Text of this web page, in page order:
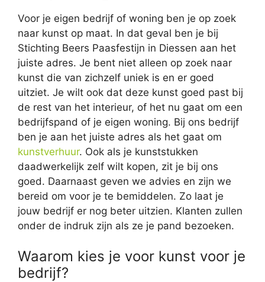
Voor je eigen bedrijf of woning ben je op zoek
naar kunst op maat. In dat geval ben je bij
Stichting Beers Paasfestijn in Diessen aan het
juiste adres. Je bent niet alleen op zoek naar
kunst die van zichzelf uniek is en er goed
uitziet. Je wilt ook dat deze kunst goed past bij
de rest van het interieur, of het nu gaat om een
bedrijfspand of je eigen woning. Bij ons bedrijf
ben je aan het juiste adres als het gaat om
kunstverhuur. Ook als je kunststukken
daadwerkelijk zelf wilt kopen, zit je bij ons
goed. Daarnaast geven we advies en zijn we
bereid om voor je te bemiddelen. Zo laat je
jouw bedrijf er nog beter uitzien. Klanten zullen
onder de indruk zijn als ze je pand bezoeken.
Waarom kies je voor kunst voor je
bedrijf?